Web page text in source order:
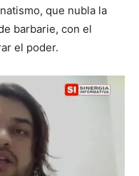
que nubla la
barbarie, con el
el poder.